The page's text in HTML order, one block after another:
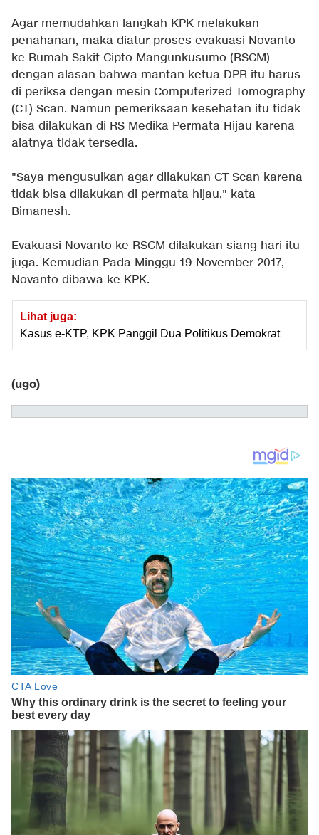
Agar memudahkan langkah KPK melakukan
penahanan, maka diatur proses evakuasi Novanto
ke Rumah Sakit Cipto Mangunkusumo (RSCM)
dengan alasan bahwa mantan ketua DPR itu harus
di periksa dengan mesin Computerized Tomography
(CT) Scan. Namun pemeriksaan kesehatan itu tidak
bisa dilakukan di RS Medika Permata Hijau karena
alatnya tidak tersedia.
"Saya mengusulkan agar dilakukan CT Scan karena
tidak bisa dilakukan di permata hijau," kata
Bimanesh.
Evakuasi Novanto ke RSCM dilakukan siang hari itu
juga. Kemudian Pada Minggu 19 November 2017,
Novanto dibawa ke KPK.
Lihat juga:
Kasus e-KTP, KPK Panggil Dua Politikus Demokrat
(ugo)